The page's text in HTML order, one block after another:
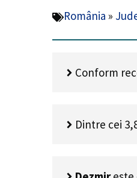
România »
Conform
Dintre cei